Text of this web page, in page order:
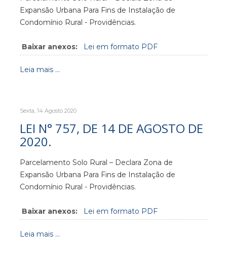
Expansão Urbana Para Fins de Instalação de
Condomínio Rural - Providências.
Baixar anexos: Lei em formato PDF
Leia mais ...
Sexta, 14 Agosto 2020
LEI N° 757, DE 14 DE AGOSTO DE
2020.
Parcelamento Solo Rural – Declara Zona de
Expansão Urbana Para Fins de Instalação de
Condomínio Rural - Providências.
Baixar anexos: Lei em formato PDF
Leia mais ...